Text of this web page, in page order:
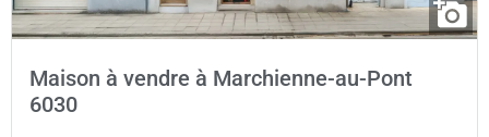
Maison à vendre à Marchienne-au-Pont
6030